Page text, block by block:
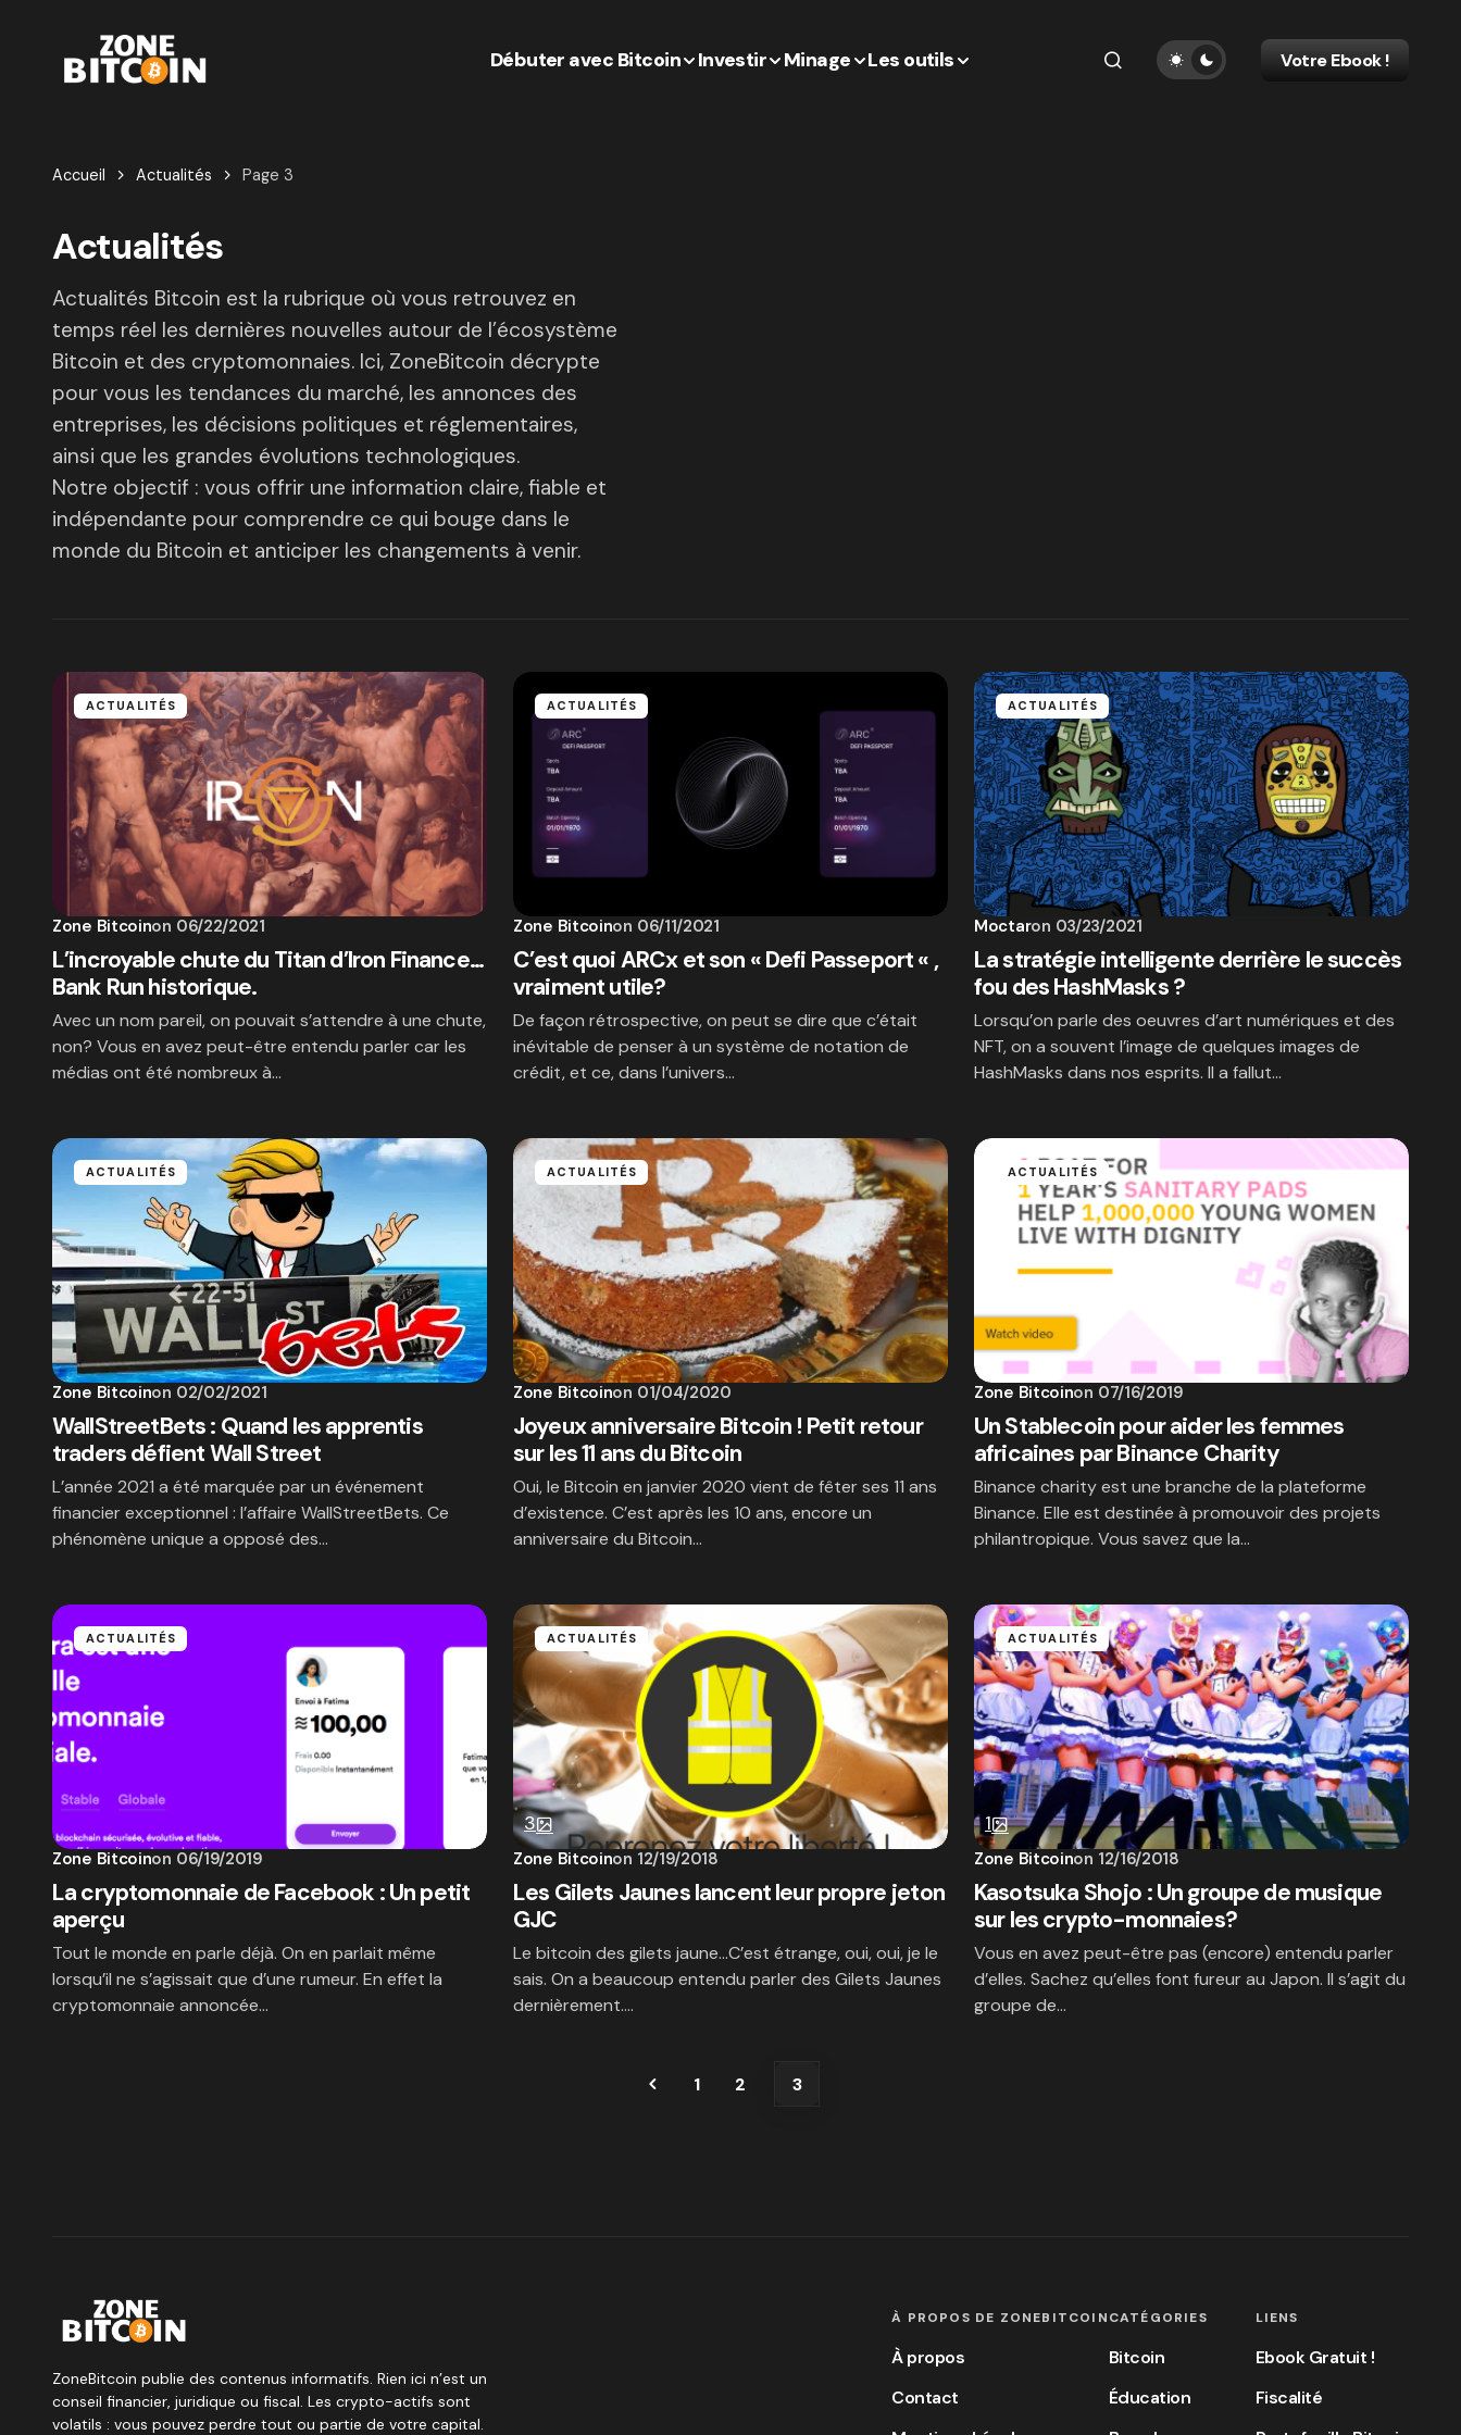
Débuter avec Bitcoin Investir Minage Les outils Votre Ebook !
Accueil Actualités Page 3
Actualités
Actualités Bitcoin est la rubrique où vous retrouvez en
temps réel les dernières nouvelles autour de l’écosystème
Bitcoin et des cryptomonnaies. Ici, ZoneBitcoin décrypte
pour vous les tendances du marché, les annonces des
entreprises, les décisions politiques et réglementaires,
ainsi que les grandes évolutions technologiques.
Notre objectif : vous offrir une information claire, fiable et
indépendante pour comprendre ce qui bouge dans le
monde du Bitcoin et anticiper les changements à venir.
ACTUALITÉS
Zone Bitcoinon 06/22/2021
L’incroyable chute du Titan d’Iron Finance…
Bank Run historique.
Avec un nom pareil, on pouvait s’attendre à une chute,
non? Vous en avez peut-être entendu parler car les
médias ont été nombreux à…
ACTUALITÉS
Zone Bitcoinon 06/11/2021
C’est quoi ARCx et son « Defi Passeport « ,
vraiment utile?
De façon rétrospective, on peut se dire que c’était
inévitable de penser à un système de notation de
crédit, et ce, dans l’univers…
ACTUALITÉS
Moctaron 03/23/2021
La stratégie intelligente derrière le succès
fou des HashMasks ?
Lorsqu’on parle des oeuvres d’art numériques et des
NFT, on a souvent l’image de quelques images de
HashMasks dans nos esprits. Il a fallut…
ACTUALITÉS
Zone Bitcoinon 02/02/2021
WallStreetBets : Quand les apprentis
traders défient Wall Street
L’année 2021 a été marquée par un événement
financier exceptionnel : l’affaire WallStreetBets. Ce
phénomène unique a opposé des…
ACTUALITÉS
Zone Bitcoinon 01/04/2020
Joyeux anniversaire Bitcoin ! Petit retour
sur les 11 ans du Bitcoin
Oui, le Bitcoin en janvier 2020 vient de fêter ses 11 ans
d’existence. C’est après les 10 ans, encore un
anniversaire du Bitcoin…
ACTUALITÉS
Zone Bitcoinon 07/16/2019
Un Stablecoin pour aider les femmes
africaines par Binance Charity
Binance charity est une branche de la plateforme
Binance. Elle est destinée à promouvoir des projets
philantropique. Vous savez que la…
ACTUALITÉS
Zone Bitcoinon 06/19/2019
La cryptomonnaie de Facebook : Un petit
aperçu
Tout le monde en parle déjà. On en parlait même
lorsqu’il ne s’agissait que d’une rumeur. En effet la
cryptomonnaie annoncée…
ACTUALITÉS
3
Zone Bitcoinon 12/19/2018
Les Gilets Jaunes lancent leur propre jeton
GJC
Le bitcoin des gilets jaune…C’est étrange, oui, oui, je le
sais. On a beaucoup entendu parler des Gilets Jaunes
dernièrement.…
ACTUALITÉS
1
Zone Bitcoinon 12/16/2018
Kasotsuka Shojo : Un groupe de musique
sur les crypto-monnaies?
Vous en avez peut-être pas (encore) entendu parler
d’elles. Sachez qu’elles font fureur au Japon. Il s’agit du
groupe de…
1 2 3
ZoneBitcoin publie des contenus informatifs. Rien ici n’est un
conseil financier, juridique ou fiscal. Les crypto-actifs sont
volatils : vous pouvez perdre tout ou partie de votre capital.
À PROPOS DE ZONEBITCOIN
À propos
Contact
CATÉGORIES
Bitcoin
Éducation
LIENS
Ebook Gratuit !
Fiscalité